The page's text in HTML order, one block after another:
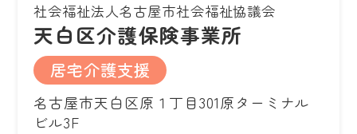
社会福祉法人名古屋市社会福祉協議会
天白区介護保険事業所
居宅介護支援
名古屋市天白区原１丁目301原ターミナル
ビル3F